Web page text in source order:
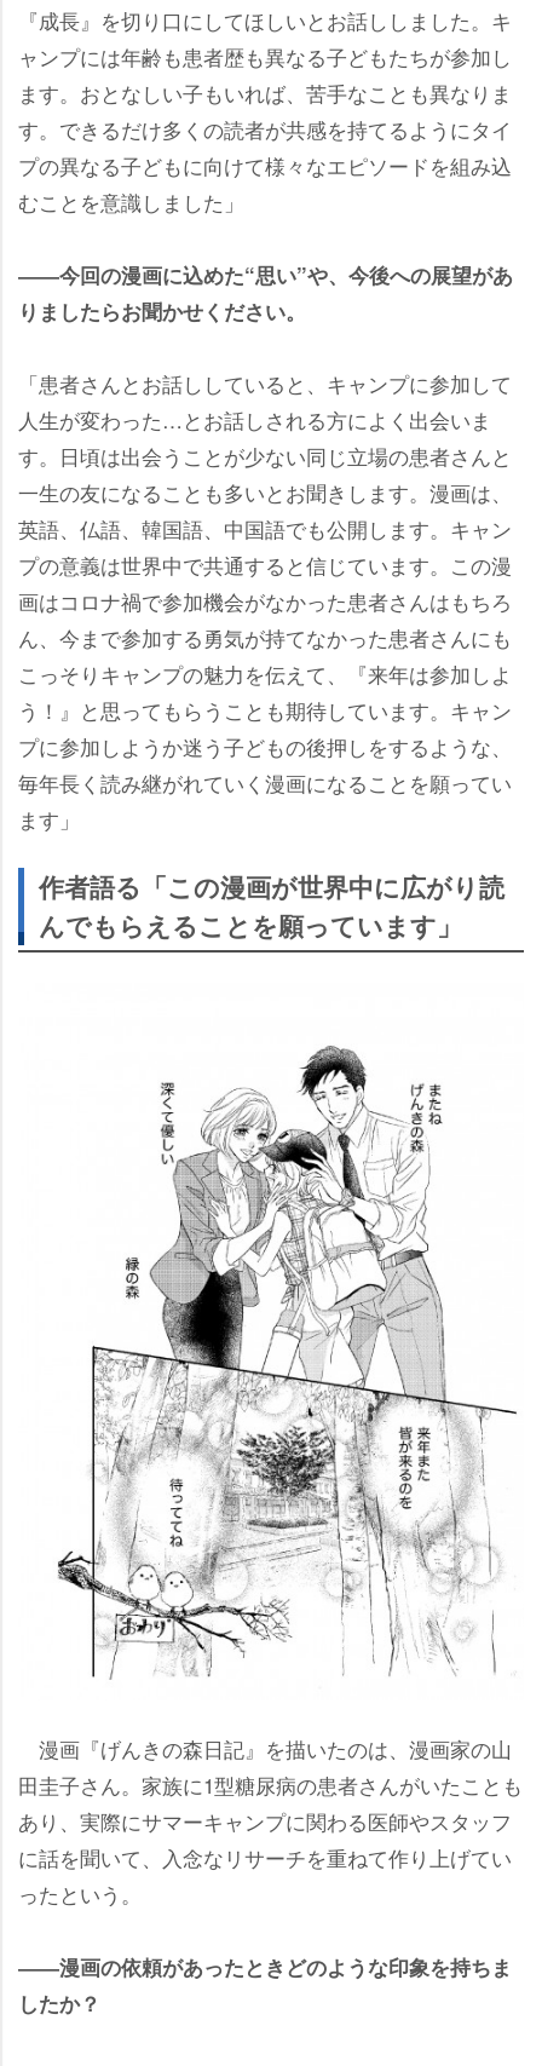
『成長』を切り口にしてほしいとお話ししました。キ
ャンプには年齢も患者歴も異なる子どもたちが参加し
ます。おとなしい子もいれば、苦手なことも異なりま
す。できるだけ多くの読者が共感を持てるようにタイ
プの異なる子どもに向けて様々なエピソードを組み込
むことを意識しました」
――今回の漫画に込めた“思い”や、今後への展望があ
りましたらお聞かせください。
「患者さんとお話ししていると、キャンプに参加して
人生が変わった…とお話しされる方によく出会いま
す。日頃は出会うことが少ない同じ立場の患者さんと
一生の友になることも多いとお聞きします。漫画は、
英語、仏語、韓国語、中国語でも公開します。キャン
プの意義は世界中で共通すると信じています。この漫
画はコロナ禍で参加機会がなかった患者さんはもちろ
ん、今まで参加する勇気が持てなかった患者さんにも
こっそりキャンプの魅力を伝えて、『来年は参加しよ
う！』と思ってもらうことも期待しています。キャン
プに参加しようか迷う子どもの後押しをするような、
毎年長く読み継がれていく漫画になることを願ってい
ます」
作者語る「この漫画が世界中に広がり読
んでもらえることを願っています」
漫画『げんきの森日記』を描いたのは、漫画家の山
田圭子さん。家族に1型糖尿病の患者さんがいたことも
あり、実際にサマーキャンプに関わる医師やスタッフ
に話を聞いて、入念なリサーチを重ねて作り上げてい
ったという。
――漫画の依頼があったときどのような印象を持ちま
したか？